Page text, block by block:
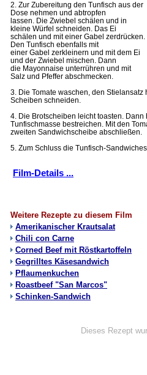
2. Zur Zubereitung den Tunfisch aus der
Dose nehmen und abtropfen
lassen. Die Zwiebel schälen und in
kleine Würfel schneiden. Das Ei
schälen und mit einer Gabel zerdrücken.
Den Tunfisch ebenfalls mit
einer Gabel zerkleinern und mit dem Ei
und der Zwiebel mischen. Dann
die Mayonnaise unterrühren und mit
Salz und Pfeffer abschmecken.
3. Die Tomate waschen, den
Scheiben schneiden.
4. Die Brotscheiben leicht toasten. Dann
Tunfischmasse bestreichen. Mit den
zweiten Sandwichscheibe abschließen.
5. Zum Schluss die Tunfisch-
Film-Details ...
Weitere Rezepte zu diesem Film
Amerikanischer Krautsalat
Chili con Carne
Corned Beef mit Röstkartoffeln
Gegrilltes Käsesandwich
Pflaumenkuchen
Roastbeef "San Marcos"
Schinken-Sandwich
Dieses Rezept